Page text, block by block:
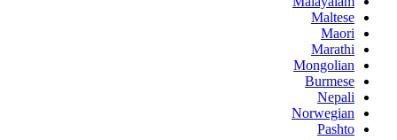
Maltese
Maori
Marathi
Mongolian
Burmese
Nepali
Norwegian
Pashto